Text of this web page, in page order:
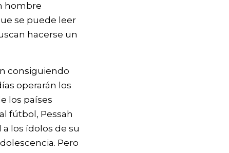
hombre
se puede leer
hacerse un
consiguiendo
operarán los
los países
fútbol, Pessah
los ídolos de su
Pero